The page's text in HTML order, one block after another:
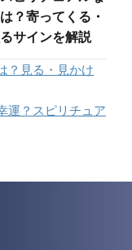
？寄ってくる・
サインを解説
？見る・見かけ
運？スピリチュア